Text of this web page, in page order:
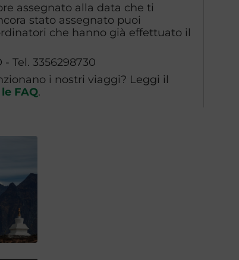
assegnato alla data che ti
stato assegnato puoi
che hanno già effettuato il
Tel. 3356298730
i nostri viaggi? Leggi il
FAQ.